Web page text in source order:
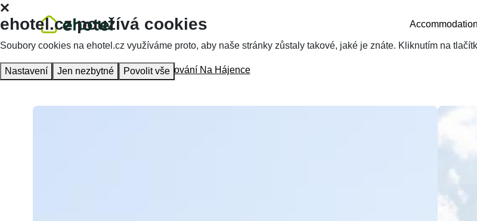
Homepage Accommodation Ubytování Na Hájence
ehotel.cz používá cookies
Soubory cookies na ehotel.cz využíváme proto, aby naše stránky zůstaly takové, jaké je znáte. Kliknutím na
Nastavení Jen nezbytné Povolit vše